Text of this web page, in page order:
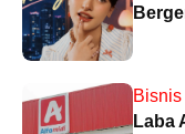
Bisnis
Laba